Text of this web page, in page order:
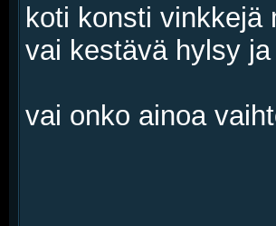
koti konsti vinkkejä
vai kestävä hylsy
vai onko ainoa